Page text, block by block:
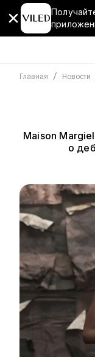
Главная / Новости
Maison
о